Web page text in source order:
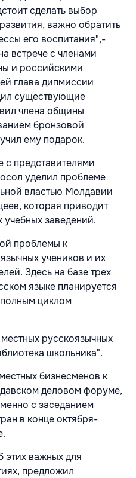
сделать выбор
важно обратить
его воспитания",-
встрече с членами
и российскими
глава дипмиссии
существующие
члена общины
бронзовой
ему подарок.
представителями
уделил проблеме
властью Молдавии
которая приводит
заведений.
проблемы к
учеников и их
Здесь на базе трех
языке планируется
циклом
русскоязычных
школьника".
бизнесменов к
деловом форуме,
с заседанием
в конце октября-
этих важных для
предложил